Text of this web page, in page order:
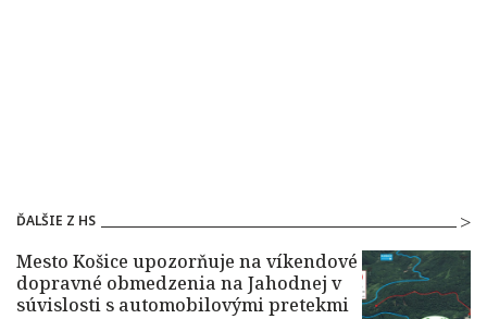
ĎALŠIE Z HS
Mesto Košice upozorňuje na víkendové
dopravné obmedzenia na Jahodnej v
súvislosti s automobilovými pretekmi